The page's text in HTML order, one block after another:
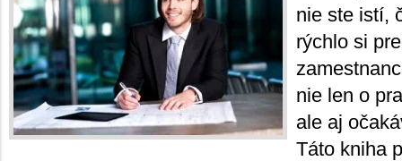
nie ste istí,
rýchlo si
nie len o
ale aj
Táto kniha